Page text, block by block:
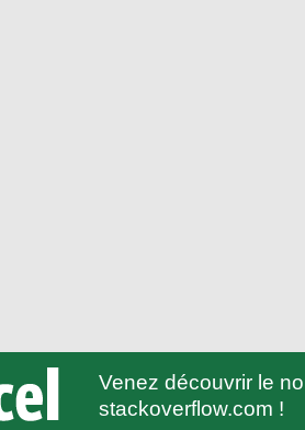
Venez découvrir le
stackoverflow.com !